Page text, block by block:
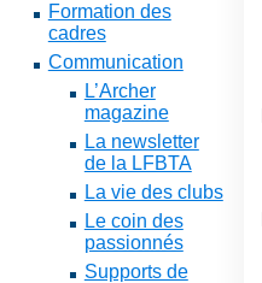
Formation des
cadres
Communication
L’Archer
magazine
La newsletter
de la LFBTA
La vie des clubs
Le coin des
passionnés
Supports de